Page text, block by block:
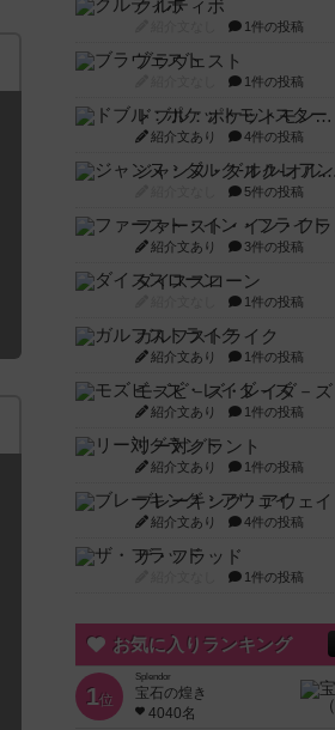
クルティボ
1件の投稿
ブラヴェスト
1件の投稿
ドブル：ポケットモンスター
紹介文あり 4件の投稿
ジャンヌ・ダルク-オルレアン ドロー＆ライト
5件の投稿
紹介文あり 3件の投稿
ダイススローン
1件の投稿
ガルフストライク
紹介文あり 1件の投稿
モズビ－ズ・レイダ－ズ
紹介文あり 1件の投稿
リー対グラント
紹介文あり 1件の投稿
ブレーキング・アウェイ
紹介文あり 4件の投稿
ザ・フラッド
1件の投稿
お気に入りランキング
1位
Splendor
宝石の煌き
4040名